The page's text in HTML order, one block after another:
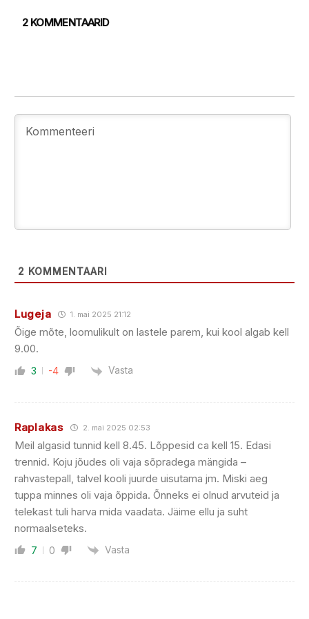
2 KOMMENTAARID
2 KOMMENTAARI
Lugeja 1. mai 2025 21:12
Õige mõte, loomulikult on lastele parem, kui kool algab kell
9.00.
3 -4 Vasta
Raplakas 2. mai 2025 02:53
Meil algasid tunnid kell 8.45. Lõppesid ca kell 15. Edasi
trennid. Koju jõudes oli vaja sõpradega mängida –
rahvastepall, talvel kooli juurde uisutama jm. Miski aeg
tuppa minnes oli vaja õppida. Õnneks ei olnud arvuteid ja
telekast tuli harva mida vaadata. Jäime ellu ja suht
normaalseteks.
7 0 Vasta